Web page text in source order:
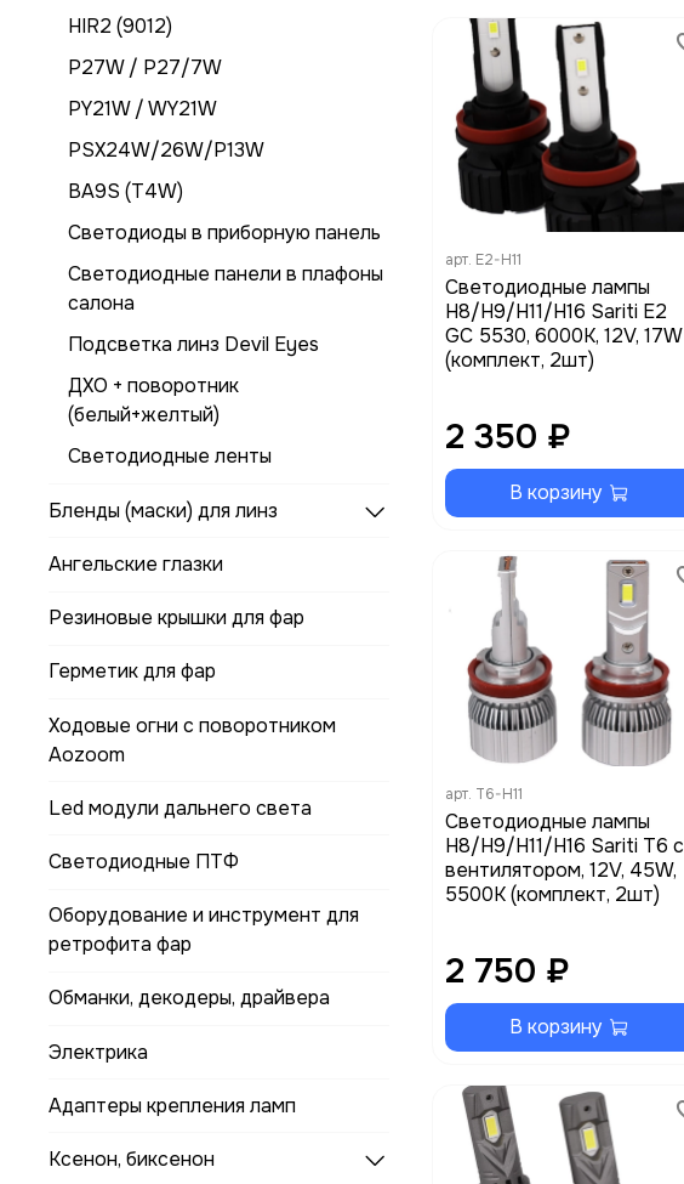
арт. E2-H11
Светодиодные лампы
H8/H9/H11/H16 Sariti E2
GC 5530, 6000K, 12V, 17W
(комплект, 2шт)
2 350 ₽
В корзину
арт. T6-H11
Светодиодные лампы
H8/H9/H11/H16 Sariti T6 с
вентилятором, 12V, 45W,
5500K (комплект, 2шт)
2 750 ₽
В корзину
HIR2 (9012)
P27W / P27/7W
PY21W / WY21W
PSX24W/26W/P13W
BA9S (T4W)
Светодиоды в приборную панель
Светодиодные панели в плафоны
салона
Подсветка линз Devil Eyes
ДХО + поворотник
(белый+желтый)
Светодиодные ленты
Бленды (маски) для линз
Ангельские глазки
Резиновые крышки для фар
Герметик для фар
Ходовые огни с поворотником
Aozoom
Led модули дальнего света
Светодиодные ПТФ
Оборудование и инструмент для
ретрофита фар
Обманки, декодеры, драйвера
Электрика
Адаптеры крепления ламп
Ксенон, биксенон